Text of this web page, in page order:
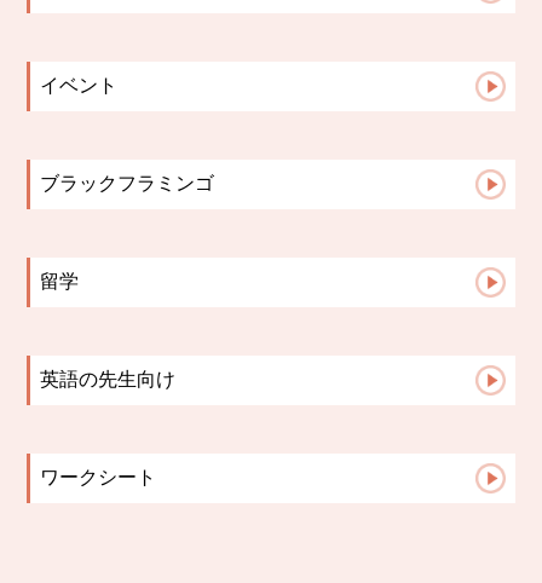
文法はいつから？中学英語で差がつく「文法...
保護者面談で子どもが変わる理由【英語教室...
英検
イベント
ブラックフラミンゴ
保護者様からの声
留学
留学英語
英語の先生向け
ワークシート